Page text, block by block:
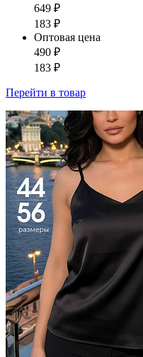
649 ₽
183 ₽
Оптовая цена
490 ₽
183 ₽
Перейти в товар